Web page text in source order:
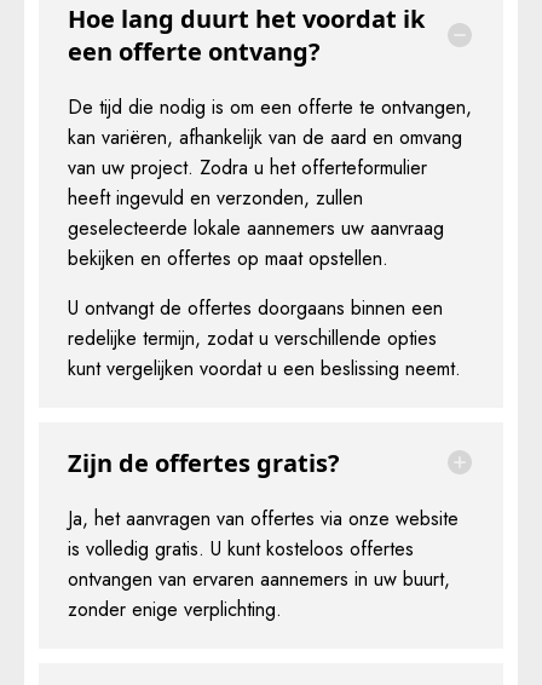
Hoe lang duurt het voordat ik
een offerte ontvang?
De tijd die nodig is om een offerte te ontvangen,
kan variëren, afhankelijk van de aard en omvang
van uw project. Zodra u het offerteformulier
heeft ingevuld en verzonden, zullen
geselecteerde lokale aannemers uw aanvraag
bekijken en offertes op maat opstellen.
U ontvangt de offertes doorgaans binnen een
redelijke termijn, zodat u verschillende opties
kunt vergelijken voordat u een beslissing neemt.
Zijn de offertes gratis?
Ja, het aanvragen van offertes via onze website
is volledig gratis. U kunt kosteloos offertes
ontvangen van ervaren aannemers in uw buurt,
zonder enige verplichting.